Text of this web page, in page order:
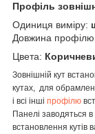
Профіль
Одиниця виміру:
Довжина
Цвета:
Зовнішній кут
кутах, для
і всі інші профілю
Панелі заводяться
встановлення кутів